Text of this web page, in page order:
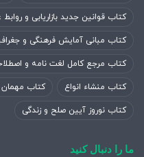
کتاب قوانین جدید بازاریابی و
کتاب مبانی آمایش فرهنگی و
کتاب مرجع کامل لغت نامه و
کتاب منشاء انواع کتاب مهمان
کتاب نوروز آیین صلح و زندگی
ما را دنبال کنید